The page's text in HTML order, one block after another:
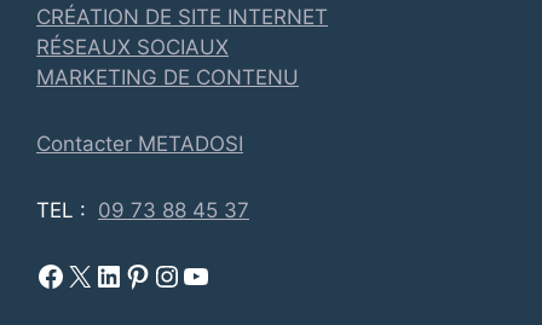
CRÉATION DE SITE INTERNET
RÉSEAUX SOCIAUX
MARKETING DE CONTENU
Contacter METADOSI
TEL : 09 73 88 45 37
Facebook Metadosi
Metadosi est sur X Metadosi sur Linkedin
Metadosi sur Pinterest
Metadosi sur Instagram
Metadosi sur Youtube